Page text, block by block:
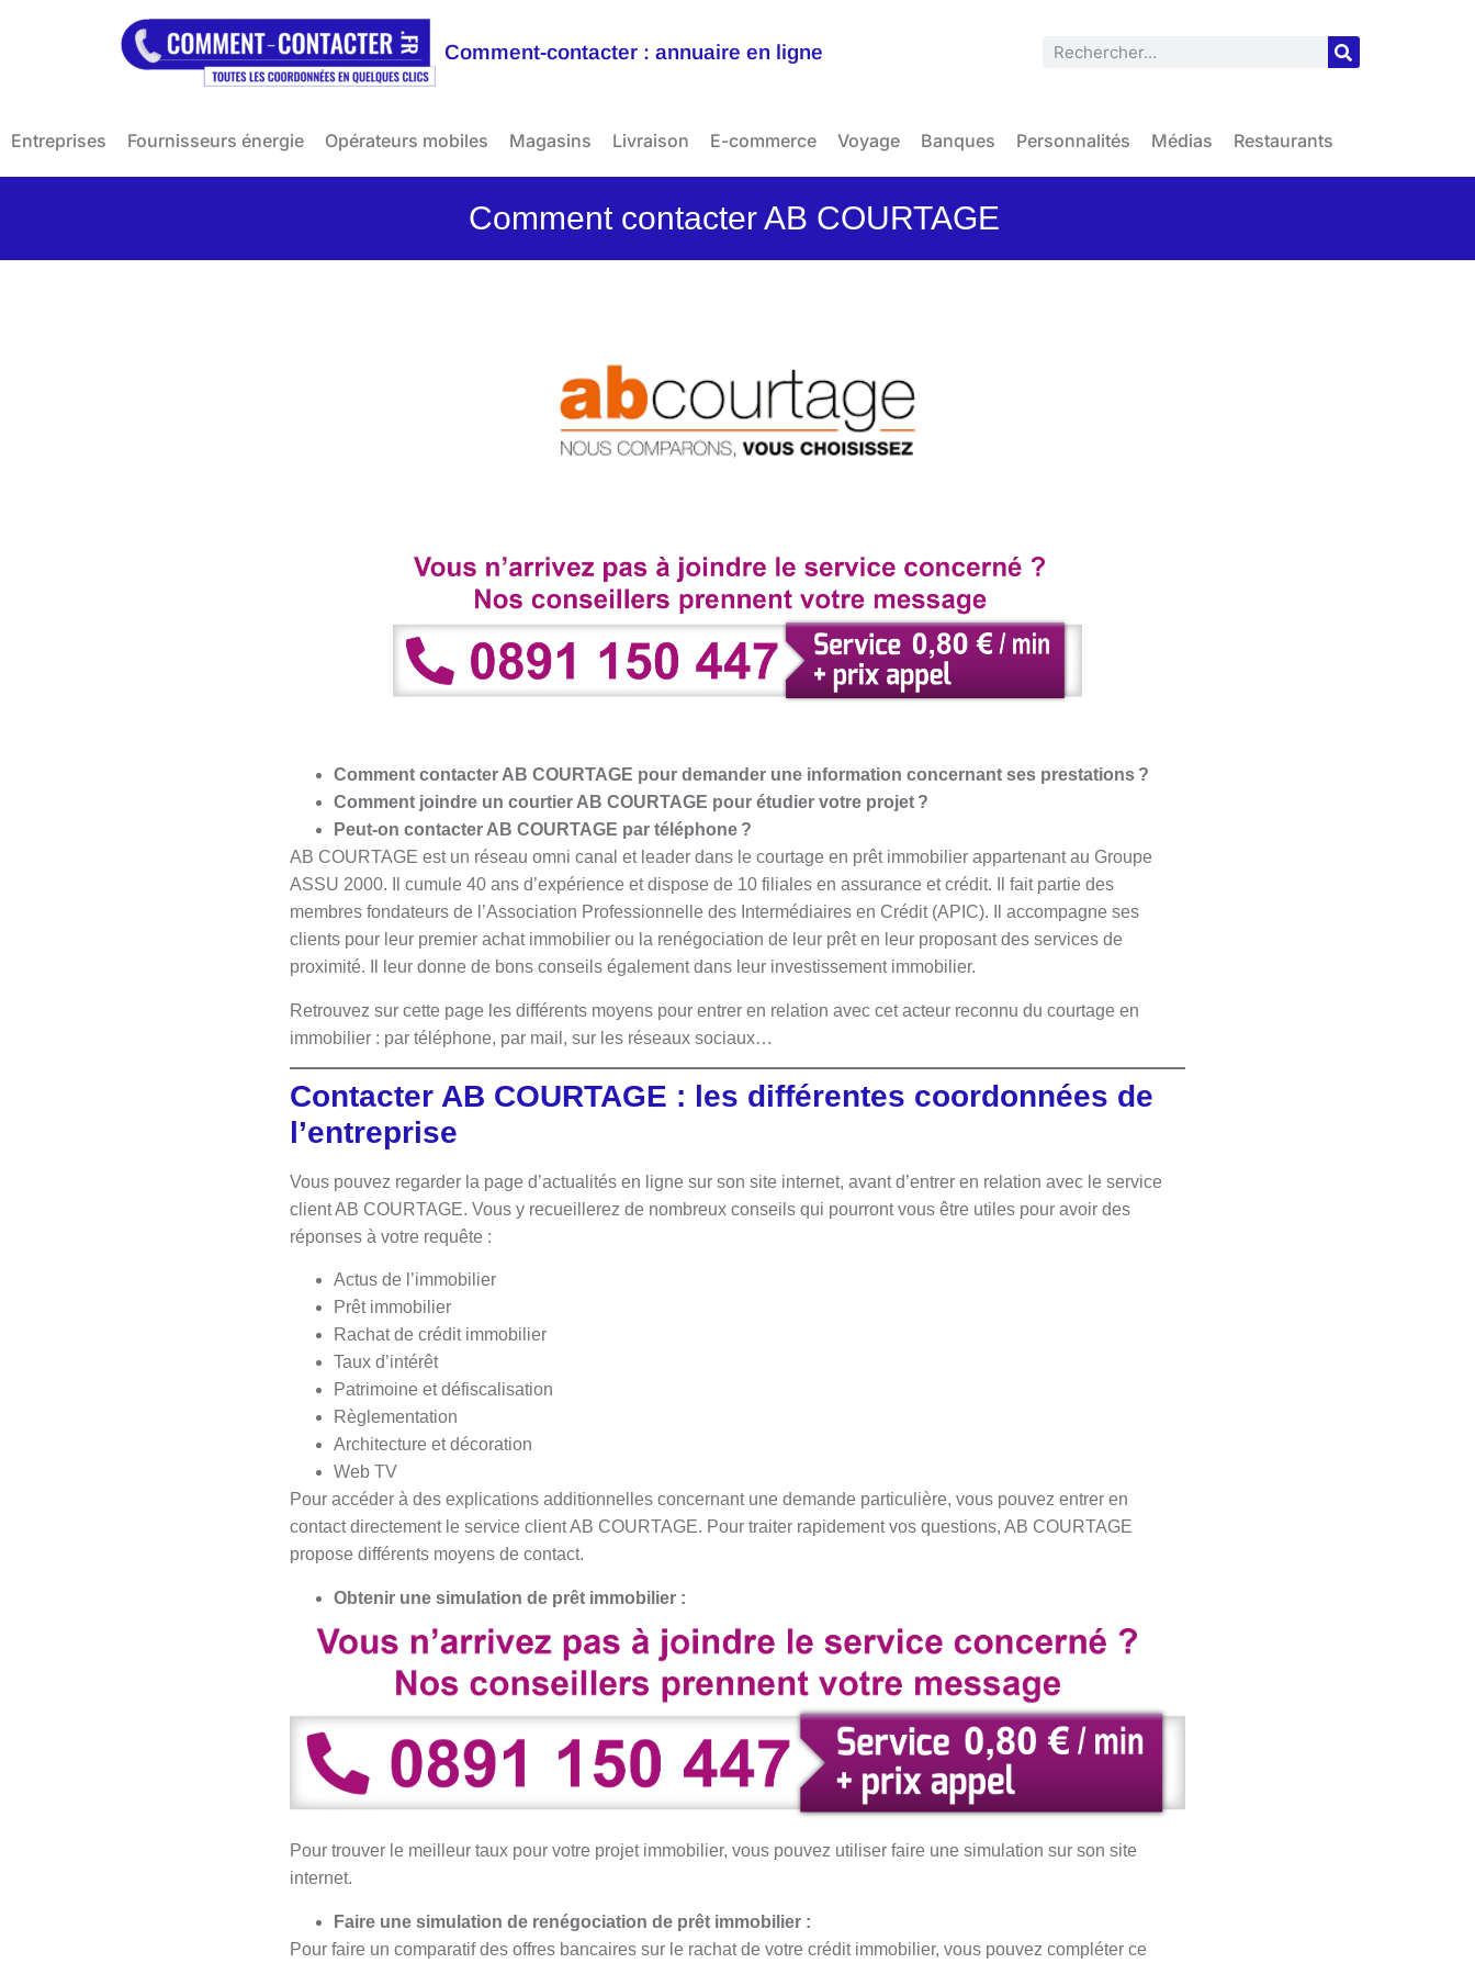
Comment-contacter : annuaire en ligne
Entreprises Fournisseurs énergie Opérateurs mobiles Magasins Livraison E-commerce Voyage Banques Personnalités Médias Restaurants
Comment contacter AB COURTAGE
Comment contacter AB COURTAGE pour demander une information concernant ses prestations ?
Comment joindre un courtier AB COURTAGE pour étudier votre projet ?
Peut-on contacter AB COURTAGE par téléphone ?
AB COURTAGE est un réseau omni canal et leader dans le courtage en prêt immobilier appartenant au Groupe
ASSU 2000. Il cumule 40 ans d’expérience et dispose de 10 filiales en assurance et crédit. Il fait partie des
membres fondateurs de l’Association Professionnelle des Intermédiaires en Crédit (APIC). Il accompagne ses
clients pour leur premier achat immobilier ou la renégociation de leur prêt en leur proposant des services de
proximité. Il leur donne de bons conseils également dans leur investissement immobilier.
Retrouvez sur cette page les différents moyens pour entrer en relation avec cet acteur reconnu du courtage en
immobilier : par téléphone, par mail, sur les réseaux sociaux…
Contacter AB COURTAGE : les différentes coordonnées de
l’entreprise
Vous pouvez regarder la page d’actualités en ligne sur son site internet, avant d’entrer en relation avec le service
client AB COURTAGE. Vous y recueillerez de nombreux conseils qui pourront vous être utiles pour avoir des
réponses à votre requête :
Actus de l’immobilier
Prêt immobilier
Rachat de crédit immobilier
Taux d’intérêt
Patrimoine et défiscalisation
Règlementation
Architecture et décoration
Web TV
Pour accéder à des explications additionnelles concernant une demande particulière, vous pouvez entrer en
contact directement le service client AB COURTAGE. Pour traiter rapidement vos questions, AB COURTAGE
propose différents moyens de contact.
Obtenir une simulation de prêt immobilier :
Pour trouver le meilleur taux pour votre projet immobilier, vous pouvez utiliser faire une simulation sur son site
internet.
Faire une simulation de renégociation de prêt immobilier :
Pour faire un comparatif des offres bancaires sur le rachat de votre crédit immobilier, vous pouvez compléter ce